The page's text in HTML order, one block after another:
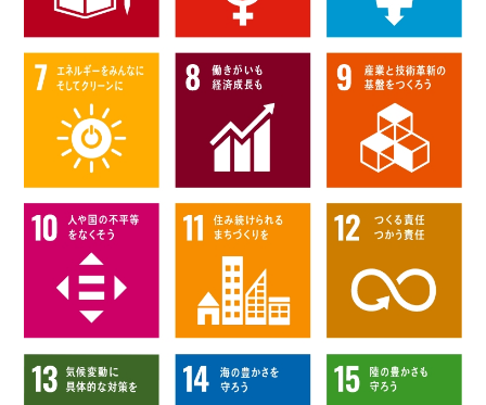
PERSON
アール・ビー・コントロールズで働く先輩たち
JOB
アール・ビー・コントロールズの仕事
INTERNSHIP
インターンシップ